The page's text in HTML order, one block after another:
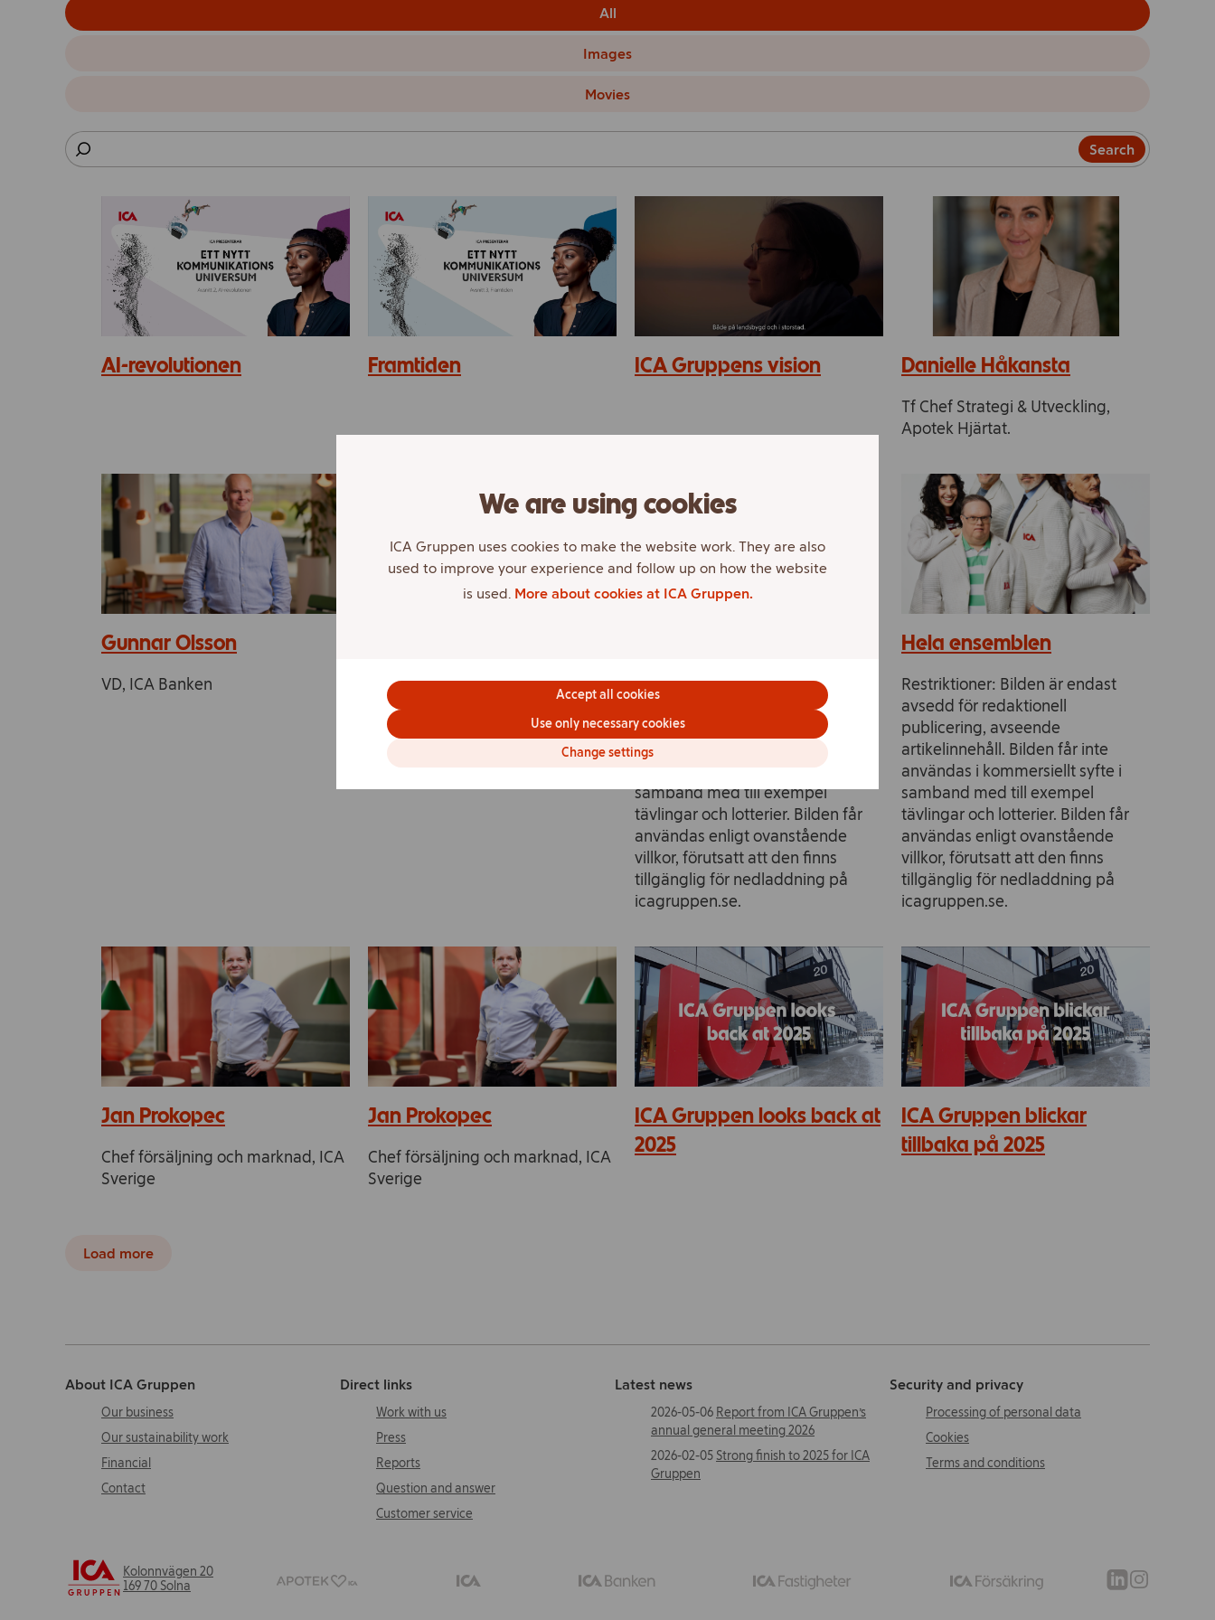
All
Images
Movies
Search
AI-revolutionen Framtiden ICA Gruppens vision Danielle Håkansta
Tf Chef Strategi & Utveckling,
Apotek Hjärtat.
Gunnar Olsson
VD, ICA Banken Styrelseledamot, ICA Gruppen.
Restriktioner: Bilden är endast
publicering, avseende
artikelinnehåll. Bilden får inte
användas i kommersiellt syfte i
samband med till exempel
tävlingar och lotterier. Bilden får
användas enligt ovanstående
villkor, förutsatt att den finns
tillgänglig för nedladdning på
icagruppen.se.
Hela ensemblen
Restriktioner: Bilden är endast
avsedd för redaktionell
publicering, avseende
artikelinnehåll. Bilden får inte
användas i kommersiellt syfte i
samband med till exempel
tävlingar och lotterier. Bilden får
användas enligt ovanstående
villkor, förutsatt att den finns
tillgänglig för nedladdning på
icagruppen.se.
Jan Prokopec
Chef försäljning och marknad, ICA
Sverige
Jan Prokopec
Chef försäljning och marknad, ICA
Sverige
ICA Gruppen looks back at
2025
ICA Gruppen blickar
tillbaka på 2025
Load more
About ICA Gruppen
Our business
Our sustainability work
Financial
Contact
Direct links
Work with us
Press
Reports
Question and answer
Customer service
Latest news
2026-05-06 Report from ICA Gruppen’s
annual general meeting 2026
2026-02-05 Strong finish to 2025 for ICA
Gruppen
Security and privacy
Processing of personal data
Cookies
Terms and conditions
Kolonnvägen 20
169 70 Solna
We are using cookies
ICA Gruppen uses cookies to make the website work. They are also
used to improve your experience and follow up on how the website
is used. More about cookies at ICA Gruppen.
Accept all cookies
Use only necessary cookies
Change settings